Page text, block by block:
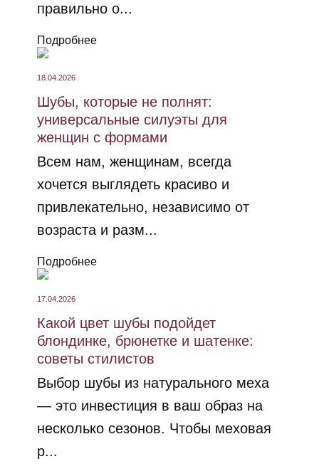
правильно о...
Подробнее
18.04.2026
Шубы, которые не полнят:
универсальные силуэты для
женщин с формами
Всем нам, женщинам, всегда
хочется выглядеть красиво и
привлекательно, независимо от
возраста и разм...
Подробнее
17.04.2026
Какой цвет шубы подойдет
блондинке, брюнетке и шатенке:
советы стилистов
Выбор шубы из натурального меха
— это инвестиция в ваш образ на
несколько сезонов. Чтобы меховая
р...